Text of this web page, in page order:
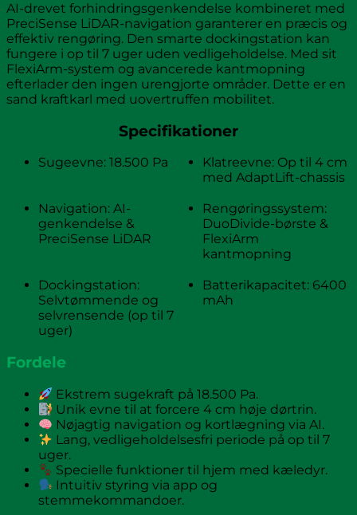
AI-drevet forhindringsgenkendelse kombineret med
PreciSense LiDAR-navigation garanterer en præcis og
effektiv rengøring. Den smarte dockingstation kan
fungere i op til 7 uger uden vedligeholdelse. Med sit
FlexiArm-system og avancerede kantmopning
efterlader den ingen urengjorte områder. Dette er en
sand kraftkarl med uovertruffen mobilitet.
Specifikationer
Sugeevne: 18.500 Pa
Klatreevne: Op til 4 cm
med AdaptLift-chassis
Navigation: AI-
genkendelse &
PreciSense LiDAR
Rengøringssystem:
DuoDivide-børste &
FlexiArm
kantmopning
Dockingstation:
Selvtømmende og
selvrensende (op til 7
uger)
Batterikapacitet: 6400
mAh
Fordele
Ekstrem sugekraft på 18.500 Pa.
Unik evne til at forcere 4 cm høje dørtrin.
Nøjagtig navigation og kortlægning via AI.
Lang, vedligeholdelsesfri periode på op til 7
uger.
Specielle funktioner til hjem med kæledyr.
Intuitiv styring via app og
stemmekommandoer.